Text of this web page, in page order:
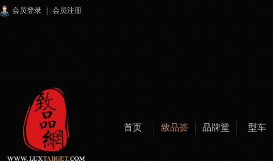
会员登录 会员注册
首页 致品荟 品牌堂 型车